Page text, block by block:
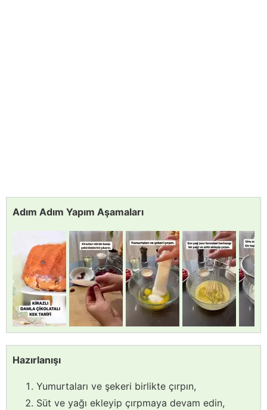
Adım Adım Yapım Aşamaları
Hazırlanışı
Yumurtaları ve şekeri birlikte çırpın,
Süt ve yağı ekleyip çırpmaya devam edin,